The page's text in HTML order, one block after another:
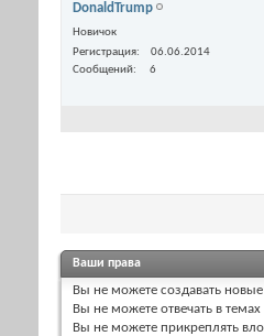
DonaldTrump
Новичок
Регистрация
06.06.2014
Сообщений
6
Ваши права
Вы не можете создавать
Вы не можете отвечать в темах
Вы не можете прикреплять